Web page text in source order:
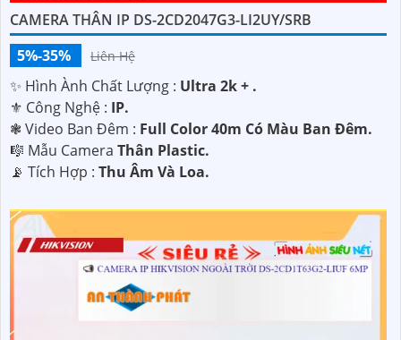
CAMERA THÂN IP DS-2CD2047G3-LI2UY/SRB
5%-35%
Liên Hệ
✨ Hình Ành Chất Lượng : Ultra 2k + .
⚜️ Công Nghệ : IP.
❃ Video Ban Đêm : Full Color 40m Có Màu Ban Ðêm.
🎼️ Mẫu Camera Thân Plastic.
️📡 Tích Hợp : Thu Âm Và Loa.